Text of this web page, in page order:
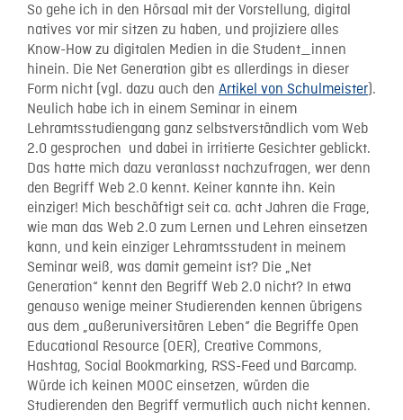
So gehe ich in den Hörsaal mit der Vorstellung, digital
natives vor mir sitzen zu haben, und projiziere alles
Know-How zu digitalen Medien in die Student_innen
hinein. Die Net Generation gibt es allerdings in dieser
Form nicht (vgl. dazu auch den Artikel von Schulmeister).
Neulich habe ich in einem Seminar in einem
Lehramtsstudiengang ganz selbstverständlich vom Web
2.0 gesprochen und dabei in irritierte Gesichter geblickt.
Das hatte mich dazu veranlasst nachzufragen, wer denn
den Begriff Web 2.0 kennt. Keiner kannte ihn. Kein
einziger! Mich beschäftigt seit ca. acht Jahren die Frage,
wie man das Web 2.0 zum Lernen und Lehren einsetzen
kann, und kein einziger Lehramtsstudent in meinem
Seminar weiß, was damit gemeint ist? Die „Net
Generation“ kennt den Begriff Web 2.0 nicht? In etwa
genauso wenige meiner Studierenden kennen übrigens
aus dem „außeruniversitären Leben“ die Begriffe Open
Educational Resource (OER), Creative Commons,
Hashtag, Social Bookmarking, RSS-Feed und Barcamp.
Würde ich keinen MOOC einsetzen, würden die
Studierenden den Begriff vermutlich auch nicht kennen.